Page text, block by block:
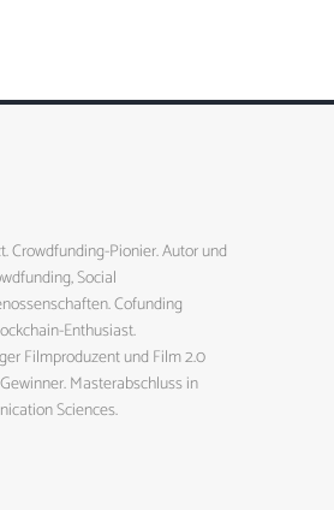
Crowdfunding-Pionier. Autor und
Social
Cofunding
Enthusiast.
Filmproduzent und Film 2.0
Masterabschluss in
Sciences.